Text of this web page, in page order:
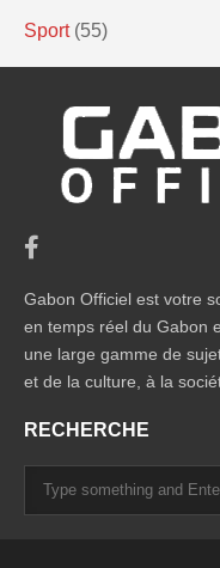
Sport (55)
Gabon Officiel est votre
en temps réel du Gabon
une large gamme de
et de la culture, à la
RECHERCHE